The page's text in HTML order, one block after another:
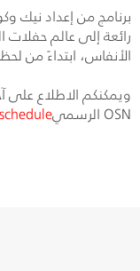
برنامج من إعداد نيك
رائعة إلى عالم
الأنفاس، ابتداءً من
ويمكنكم الاطلاع على
OSNالرسمي